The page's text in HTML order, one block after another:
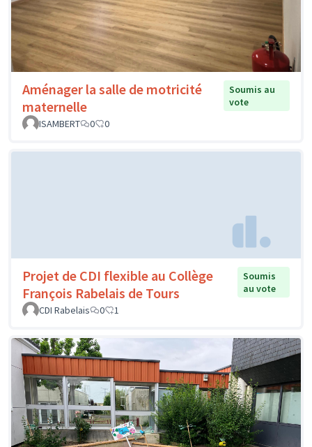
Aménager la salle de motricité
maternelle
Soumis au
vote
ISAMBERT
0 0
Projet de CDI flexible au Collège
François Rabelais de Tours
Soumis
au vote
CDI Rabelais
0 1